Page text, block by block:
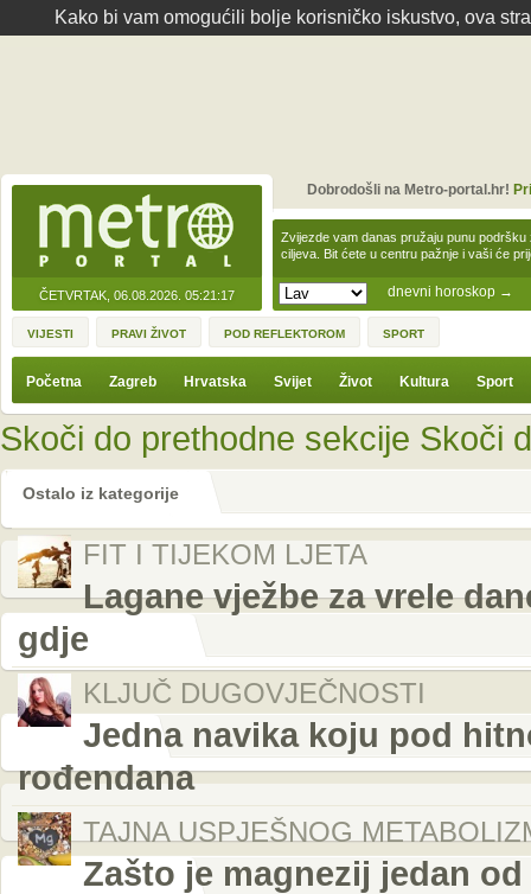
Kako bi vam omogućili bolje korisničko iskustvo, ova
ČETVRTAK, 06.08.2026. 05:21:17 dnevni horoskop →
Zvijezde vam danas pružaju punu
ciljeva. Bit ćete u centru pažnje i vaši će
Dobrodošli na Metro-portal.hr!
VIJESTI PRAVI ŽIVOT POD REFLEKTOROM SPORT
Početna Zagreb Hrvatska Svijet Život Kultura Sport
Skoči do prethodne sekcije Skoči
Ostalo iz kategorije
FIT I TIJEKOM LJETA
Lagane vježbe za vrele
gdje
KLJUČ DUGOVJEČNOSTI
Jedna navika koju pod
rođendana
TAJNA USPJEŠNOG
Zašto je magnezij jedan